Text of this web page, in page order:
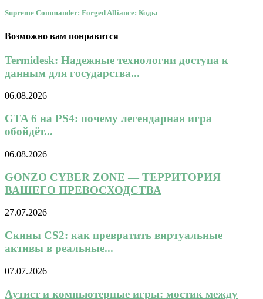
Supreme Commander: Forged Alliance: Коды
Возможно вам понравится
Termidesk: Надежные технологии доступа к
данным для государства...
06.08.2026
GTA 6 на PS4: почему легендарная игра
обойдёт...
06.08.2026
GONZO CYBER ZONE — ТЕРРИТОРИЯ
ВАШЕГО ПРЕВОСХОДСТВА
27.07.2026
Скины CS2: как превратить виртуальные
активы в реальные...
07.07.2026
Аутист и компьютерные игры: мостик между